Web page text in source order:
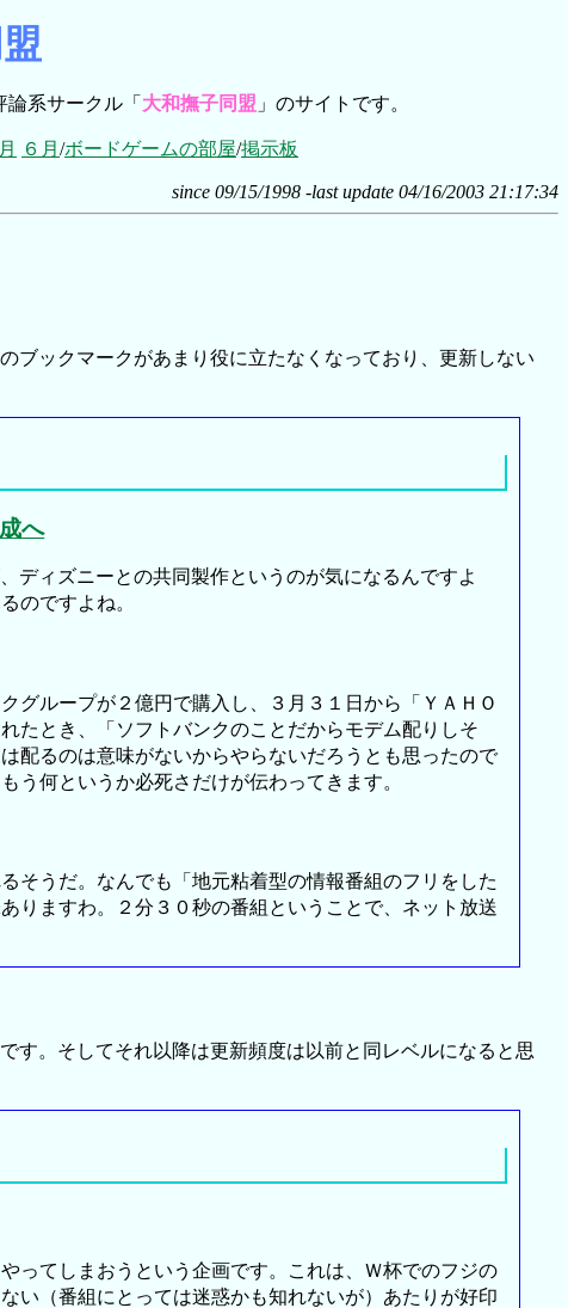
系サークル「 大和撫子同盟 」のサイトです。
６月 /ボードゲームの部屋/掲示板
since 09/15/1998 -last update 04/16/2003 21:17:34
ックマークがあまり役に立たなくなっており、更新しない
へ
ィズニーとの共同製作というのが気になるんですよ
のですよね。
ループが２億円で購入し、３月３１日から「ＹＡＨＯ
たとき、「ソフトバンクのことだからモデム配りしそ
配るのは意味がないからやらないだろうとも思ったので
う何というか必死さだけが伝わってきます。
うだ。なんでも「地元粘着型の情報番組のフリをした
りますわ。２分３０秒の番組ということで、ネット放送
。そしてそれ以降は更新頻度は以前と同レベルになると思
ってしまおうという企画です。これは、Ｗ杯でのフジの
い（番組にとっては迷惑かも知れないが）あたりが好印